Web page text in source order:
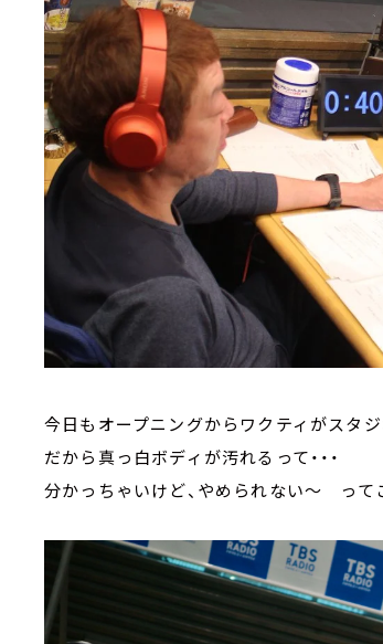
今日もオープニングからワクティがスタジ
だから真っ白ボディが汚れるって・・・
分かっちゃいけど、やめられない～ って